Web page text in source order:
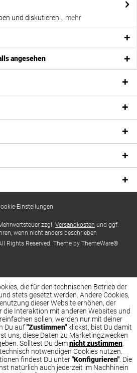
und diskutieren...
mehr
angesehen
Einstellungen
zzgl. Versandkosten und ggf.
wenn nicht anders beschrieben
Rights Reserved. Theme by ThemeWare®
die für den technischen Betrieb der
stets gesetzt werden. Andere Cookies,
dieser Website erhöhen, der
die Interaktion mit anderen Websites und
sollen, werden nur mit deiner
Du auf"Zustimmen"klickst, bist Du damit
uns, diese Daten zu Marketingzwecken
Solltest Du demnicht zustimmen,
notwendigen Cookies nutzen.
findest Du unter"Konfigurieren". Die
natürlich auch jederzeit im Nachhinein